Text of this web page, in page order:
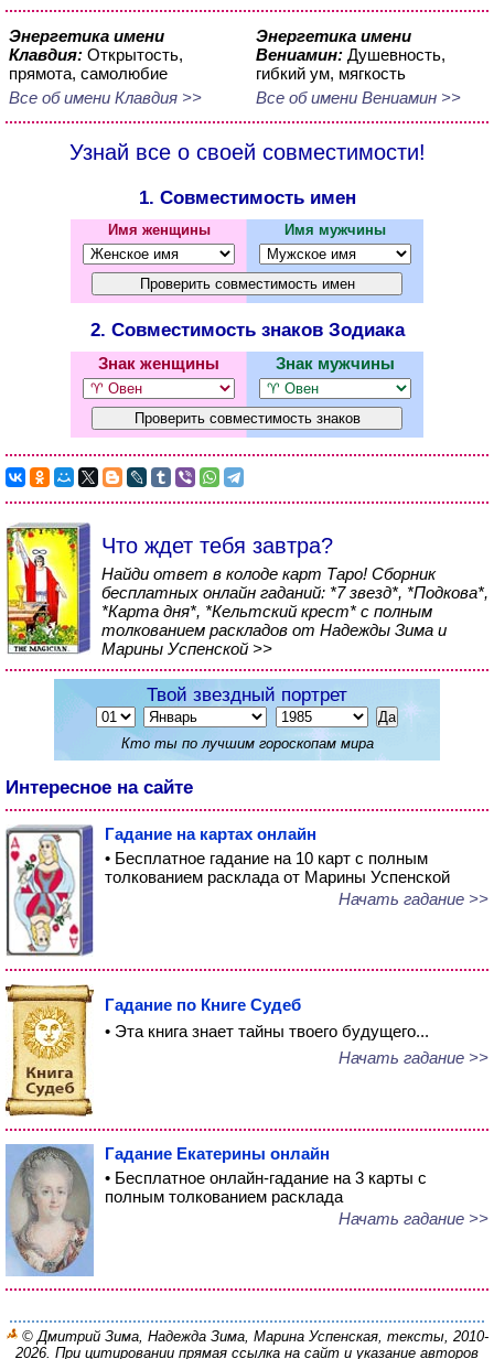
Энергетика имени
Клавдия: Открытость,
прямота, самолюбие
Все об имени Клавдия >>
Энергетика имени
Вениамин: Душевность,
гибкий ум, мягкость
Все об имени Вениамин >>
Узнай все о своей совместимости!
1. Совместимость имен
Имя женщины Имя мужчины
2. Совместимость знаков Зодиака
Знак женщины Знак мужчины
Что ждет тебя завтра?
Найди ответ в колоде карт Таро! Сборник
бесплатных онлайн гаданий: *7 звезд*, *Подкова*,
*Карта дня*, *Кельтский крест* с полным
толкованием раскладов от Надежды Зима и
Марины Успенской >>
Твой звездный портрет
Кто ты по лучшим гороскопам мира
Интересное на сайте
Гадание на картах онлайн
• Бесплатное гадание на 10 карт с полным
толкованием расклада от Марины Успенской
Начать гадание >>
Гадание по Книге Судеб
• Эта книга знает тайны твоего будущего...
Начать гадание >>
Гадание Екатерины онлайн
• Бесплатное онлайн-гадание на 3 карты с
полным толкованием расклада
Начать гадание >>
© Дмитрий Зима, Надежда Зима, Марина Успенская, тексты, 2010-
2026. При цитировании прямая ссылка на сайт и указание авторов